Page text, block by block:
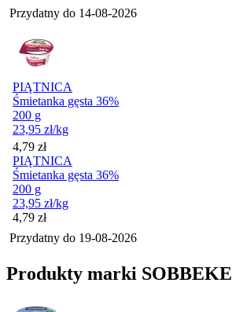
Przydatny do 14-08-2026
PIĄTNICA
Śmietanka gęsta 36%
200 g
23,95 zł/kg
Cena
4,79 zł
PIĄTNICA
Śmietanka gęsta 36%
200 g
23,95 zł/kg
Cena
4,79 zł
Przydatny do 19-08-2026
Produkty marki SOBBEKE